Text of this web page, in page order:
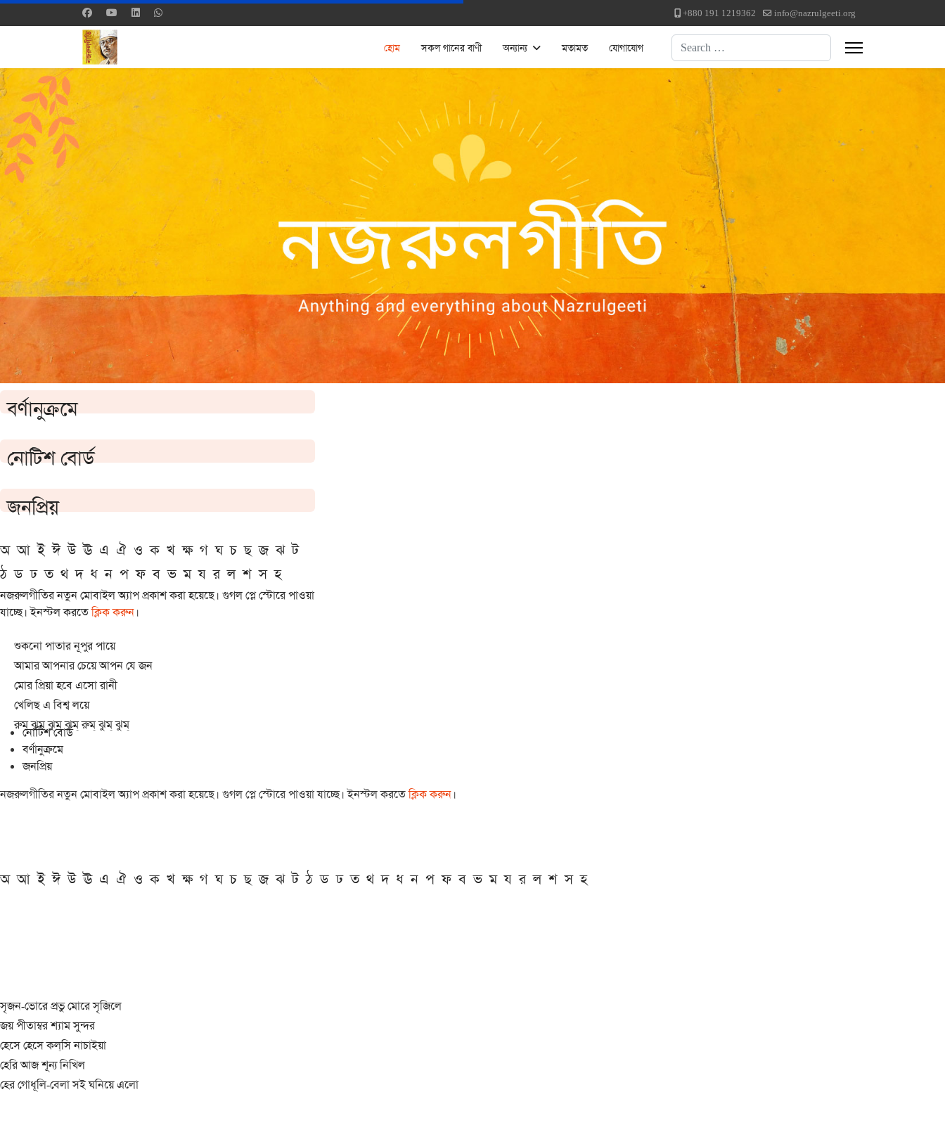
+880 191 1219362 info@nazrulgeeti.org
হোম সকল গানের বাণী অন্যান্য মতামত যোগাযোগ Search
বর্ণানুক্রমে
নোটিশ বোর্ড
জনপ্রিয়
অ আ ই ঈ উ ঊ এ ঐ ও ক খ ক্ষ গ ঘ চ ছ জ ঝ ট
ঠ ড ঢ ত থ দ ধ ন প ফ ব ভ ম য র ল শ স হ
নজরুলগীতির নতুন মোবাইল অ্যাপ প্রকাশ করা হয়েছে। গুগল প্লে স্টোরে পাওয়া
যাচ্ছে। ইনস্টল করতেক্লিক করুন।
শুকনো পাতার নূপুর পায়ে
আমার আপনার চেয়ে আপন যে জন
মোর প্রিয়া হবে এসো রানী
খেলিছ এ বিশ্ব লয়ে
রুম্ ঝুম্ ঝুম্ ঝুম্ রুম্ ঝুম্ ঝুম্
নোটিশ বোর্ড
বর্ণানুক্রমে
জনপ্রিয়
নজরুলগীতির নতুন মোবাইল অ্যাপ প্রকাশ করা হয়েছে। গুগল প্লে স্টোরে পাওয়া যাচ্ছে। ইনস্টল করতেক্লিক করুন।
অ আ ই ঈ উ ঊ এ ঐ ও ক খ ক্ষ গ ঘ চ ছ জ ঝ ট ঠ ড ঢ ত থ দ ধ ন প ফ ব ভ ম য র ল শ স হ
সৃজন-ভোরে প্রভু মোরে সৃজিলে
জয় পীতাম্বর শ্যাম সুন্দর
হেসে হেসে কল্‌সি নাচাইয়া
হেরি আজ শূন্য নিখিল
হের গোধূলি-বেলা সই ঘনিয়ে এলো